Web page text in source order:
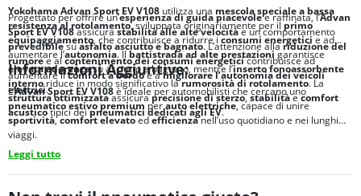
Progettato per offrire un’esperienza di guida piacevolee raffinata, l’Advan
Sport EV V108assicurastabilità alle alte velocitàe un comportamento
prevedibilesuasfalto asciutto e bagnato. L’attenzione allariduzione del
rumoree alcontenimento dei consumi energeticicontribuisce ad
aumentare ilcomfort a bordoe amigliorare l’autonomia dei veicoli
elettrici.
Yokohama Advan Sport EV V108 utilizza una mescola speciale a bassa
resistenza al rotolamento, sviluppata originariamente per ilprimo
equipaggiamento, che contribuisce a ridurre iconsumi energeticie ad
aumentare l’autonomia. Ilbattistrada ad alte prestazionigarantisce
elevata aderenzasu asciutto e bagnato, mentre l’inserto fonoassorbente
internoriduce in modo significativo larumorosità di rotolamento. La
struttura ottimizzataassicuraprecisione di sterzo,stabilitàecomfort
acusticotipici deipneumatici dedicati agliEV.
Informazioni Aggiuntive:
L’Advan Sport EV V108è ideale per automobilisti che cercano uno
pneumatico estivo premiumperauto elettriche, capace di unire
sportività,comfort elevatoedefficienzanell’uso quotidiano e nei lunghi
viaggi.
Leggi tutto